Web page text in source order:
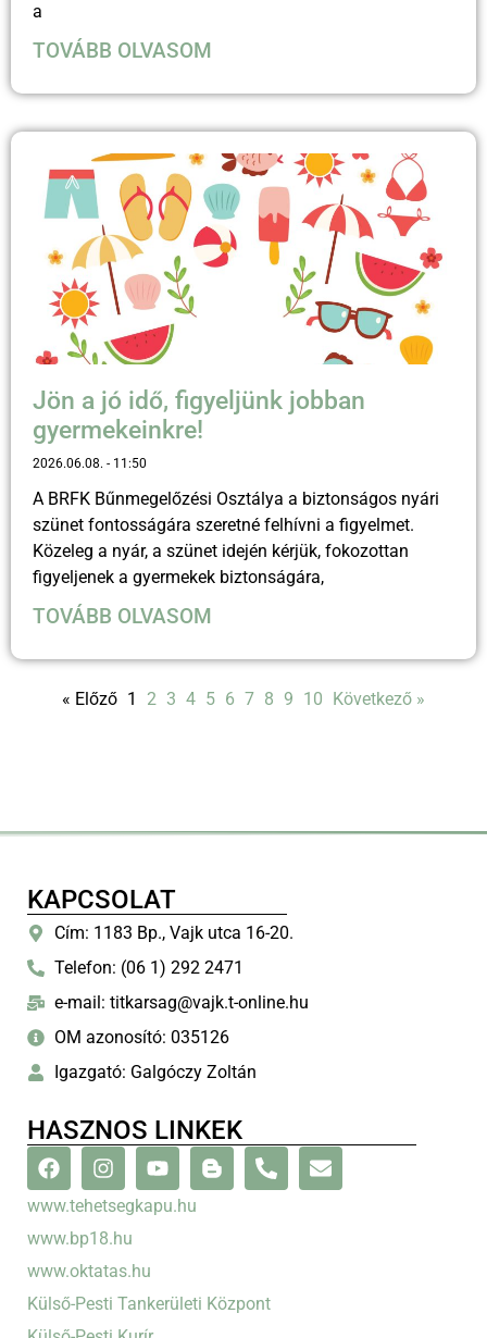
a
TOVÁBB OLVASOM
Jön a jó idő, figyeljünk jobban
gyermekeinkre!
2026.06.08. 11:50
A BRFK Bűnmegelőzési Osztálya a biztonságos nyári
szünet fontosságára szeretné felhívni a figyelmet.
Közeleg a nyár, a szünet idején kérjük, fokozottan
figyeljenek a gyermekek biztonságára,
TOVÁBB OLVASOM
« Előző 1 2 3 4 5 6 7 8 9 10 Következő »
KAPCSOLAT
Cím: 1183 Bp., Vajk utca 16-20.
Telefon: (06 1) 292 2471
e-mail: titkarsag@vajk.t-online.hu
OM azonosító: 035126
Igazgató: Galgóczy Zoltán
HASZNOS LINKEK
www.tehetsegkapu.hu
www.bp18.hu
www.oktatas.hu
Külső-Pesti Tankerületi Központ